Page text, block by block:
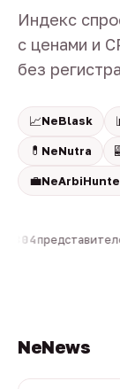
Индекс
с ценами и
без
📈NeBlask
💊 NeNutra
💼
804
NeNews